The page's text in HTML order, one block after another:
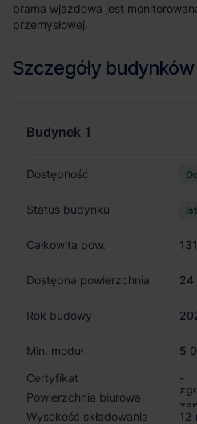
brama wjazdowa jest
przemysłowej.
Szczegóły budynków
Budynek 1
Dostępność
Status budynku
Całkowita pow.
Dostępna powierzchnia 24
Rok budowy
Min. moduł
5
Certyfikat
-
Powierzchnia biurowa
Wysokość składowania
12